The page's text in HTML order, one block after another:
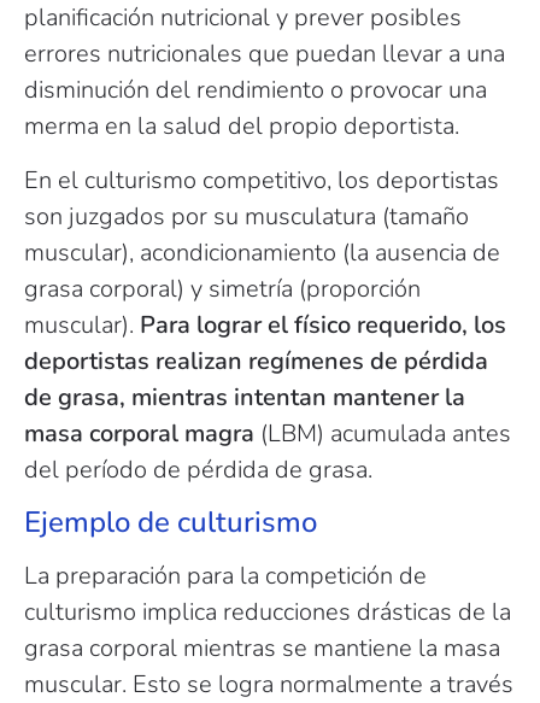
planificación nutricional y prever posibles
errores nutricionales que puedan llevar a una
disminución del rendimiento o provocar una
merma en la salud del propio deportista.
En el culturismo competitivo, los deportistas
son juzgados por su musculatura (tamaño
muscular), acondicionamiento (la ausencia de
grasa corporal) y simetría (proporción
muscular). Para lograr el físico requerido, los
deportistas realizan regímenes de pérdida
de grasa, mientras intentan mantener la
masa corporal magra (LBM) acumulada antes
del período de pérdida de grasa.
Ejemplo de culturismo
La preparación para la competición de
culturismo implica reducciones drásticas de la
grasa corporal mientras se mantiene la masa
muscular. Esto se logra normalmente a través